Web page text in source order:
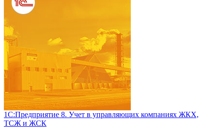
1С:Предприятие 8. Учет в управляющих компаниях ЖКХ,
ТСЖ и ЖСК